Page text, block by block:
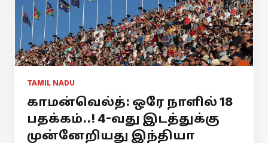
TAMIL NADU
காமன்வெல்த்: ஒரே நாளில் 18
பதக்கம்..! 4-வது இடத்துக்கு
முன்னேறியது இந்தியா